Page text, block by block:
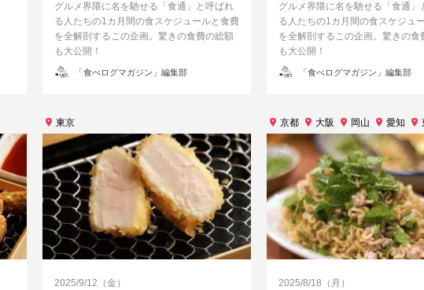
グルメ界隈に名を馳せる「食通」と呼ばれ
る人たちの1カ月間の食スケジュールと食費
を全解剖するこの企画。驚きの食費の総額
も大公開！
投「食べログマガジン」編集部
グルメ界隈に名を馳せる「食通」
る人たちの1カ月間の食スケジュ
を全解剖するこの企画。驚きの食
も大公開！
投「食べログマガジン」編集部
東京
2025/9/12（金）
京都 大阪 岡山 愛知
2025/8/18（月）